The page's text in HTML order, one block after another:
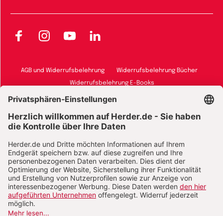
FacebookInstagramYouTubeLinkedIn
AGB und Widerrufsbelehrung Widerrufsbelehrung Bücher
Widerrufsbelehrung E-Books
Widerrufsbelehrung Zeitschriften
Vertrag widerrufen
Abo online kündigen